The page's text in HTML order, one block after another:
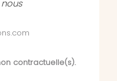
contractuelle(s).